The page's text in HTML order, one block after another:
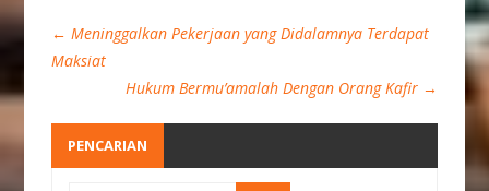
← Meninggalkan Pekerjaan yang Didalamnya Terdapat
Maksiat
Hukum Bermu’amalah Dengan Orang Kafir →
PENCARIAN